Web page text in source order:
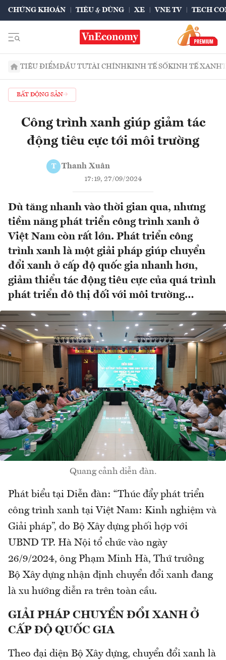
CHỨNG KHOÁN TIÊU & DÙNG XE VNE TV TECH
TIÊU ĐIỂMĐẦU TƯTÀI CHÍNHKINH TẾ SỐKINH TẾ XANH
BẤT ĐỘNG SẢN
Công trình xanh giúp giảm tác
động tiêu cực tới môi trường
T Thanh Xuân
17:19, 27/09/2024
Dù tăng nhanh vào thời gian qua, nhưng
tiềm năng phát triển công trình xanh ở
Việt Nam còn rất lớn. Phát triển công
trình xanh là một giải pháp giúp chuyển
đổi xanh ở cấp độ quốc gia nhanh hơn,
giảm thiểu tác động tiêu cực của quá trình
phát triển đô thị đối với môi trường…
Quang cảnh diễn đàn.
Phát biểu tại Diễn đàn: “Thúc đẩy phát triển
công trình xanh tại Việt Nam: Kinh nghiệm và
Giải pháp”, do Bộ Xây dựng phối hợp với
UBND TP. Hà Nội tổ chức vào ngày
26/9/2024, ông Phạm Minh Hà, Thứ trưởng
Bộ Xây dựng nhận định chuyển đổi xanh đang
là xu hướng diễn ra trên toàn cầu.
GIẢI PHÁP CHUYỂN ĐỔI XANH Ở
CẤP ĐỘ QUỐC GIA
Theo đại diện Bộ Xây dựng, chuyển đổi xanh là